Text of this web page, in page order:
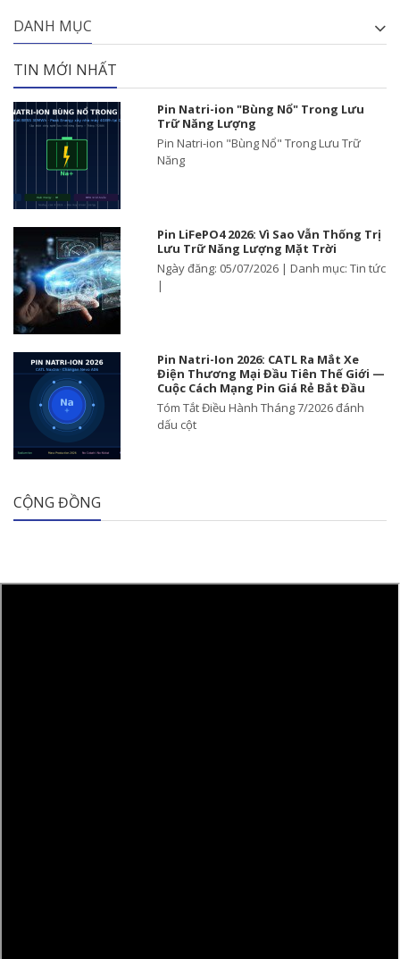
DANH MỤC
TIN MỚI NHẤT
Pin Natri-ion "Bùng Nổ" Trong Lưu
Trữ Năng Lượng
Pin Natri-ion "Bùng Nổ" Trong Lưu Trữ
Năng
Pin LiFePO4 2026: Vì Sao Vẫn Thống Trị
Lưu Trữ Năng Lượng Mặt Trời
Ngày đăng: 05/07/2026 | Danh mục: Tin tức
|
Pin Natri-Ion 2026: CATL Ra Mắt Xe
Điện Thương Mại Đầu Tiên Thế Giới —
Cuộc Cách Mạng Pin Giá Rẻ Bắt Đầu
Tóm Tắt Điều Hành Tháng 7/2026 đánh
dấu cột
CỘNG ĐỒNG